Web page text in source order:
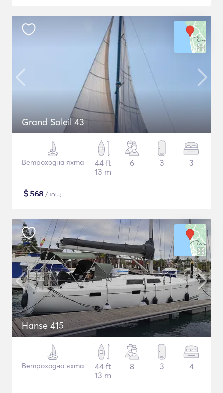
Grand Soleil 43
Ветроходна яхта
44 ft
13 m
6 3 3
$568 /нощ
Hanse 415
Ветроходна яхта
44 ft
13 m
8 3 4